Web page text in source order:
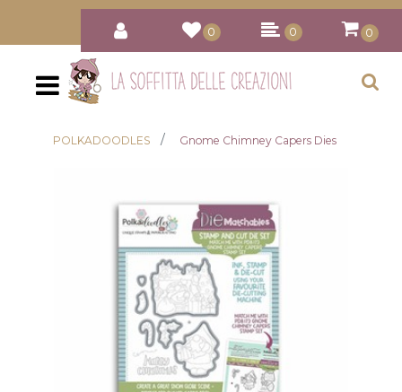
0 0 0
Open
POLKADOODLES Gnome Chimney Capers Dies